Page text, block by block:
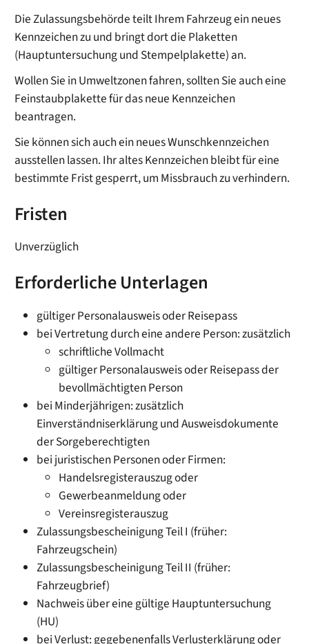
Die Zulassungsbehörde teilt Ihrem Fahrzeug ein neues
Kennzeichen zu und bringt dort die Plaketten
(Hauptuntersuchung und Stempelplakette) an.
Wollen Sie in Umweltzonen fahren, sollten Sie auch eine
Feinstaubplakette für das neue Kennzeichen
beantragen.
Sie können sich auch ein neues Wunschkennzeichen
ausstellen lassen. Ihr altes Kennzeichen bleibt für eine
bestimmte Frist gesperrt, um Missbrauch zu verhindern.
Fristen
Unverzüglich
Erforderliche Unterlagen
gültiger Personalausweis oder Reisepass
bei Vertretung durch eine andere Person: zusätzlich
schriftliche Vollmacht
gültiger Personalausweis oder Reisepass der
bevollmächtigten Person
bei Minderjährigen: zusätzlich
Einverständniserklärung und Ausweisdokumente
der Sorgeberechtigten
bei juristischen Personen oder Firmen:
Handelsregisterauszug oder
Gewerbeanmeldung oder
Vereinsregisterauszug
Zulassungsbescheinigung Teil I (früher:
Fahrzeugschein)
Zulassungsbescheinigung Teil II (früher:
Fahrzeugbrief)
Nachweis über eine gültige Hauptuntersuchung
(HU)
bei Verlust: gegebenenfalls Verlusterklärung oder